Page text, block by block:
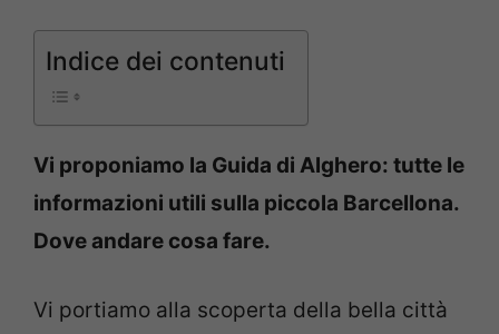
Indice dei contenuti
Vi proponiamo la Guida di Alghero: tutte le
informazioni utili sulla piccola Barcellona.
Dove andare cosa fare.
Vi portiamo alla scoperta della bella città